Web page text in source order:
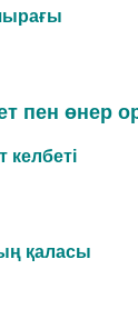
пен өнер
келбеті
қаласы